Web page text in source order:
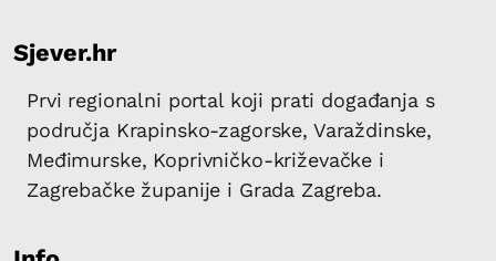
Sjever.hr
Prvi regionalni portal koji prati događanja s
područja Krapinsko-zagorske, Varaždinske,
Međimurske, Koprivničko-križevačke i
Zagrebačke županije i Grada Zagreba.